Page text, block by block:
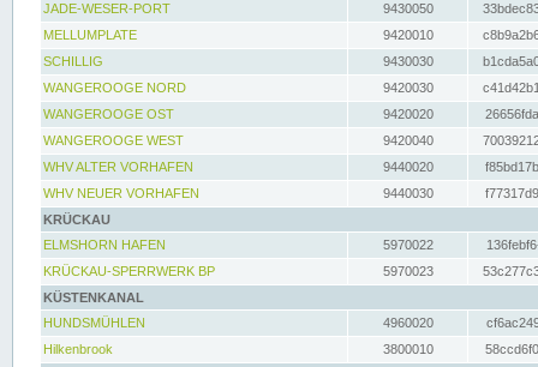
JADE-WESER-PORT
9430050
MELLUMPLATE
9420010
SCHILLIG
9430030
WANGEROOGE NORD
9420030
WANGEROOGE OST
9420020
WANGEROOGE WEST
9420040
WHV ALTER VORHAFEN
9440020
WHV NEUER VORHAFEN
9440030
KRÜCKAU
ELMSHORN HAFEN
5970022
KRÜCKAU-SPERRWERK BP
5970023
KÜSTENKANAL
HUNDSMÜHLEN
4960020
Hilkenbrook
3800010